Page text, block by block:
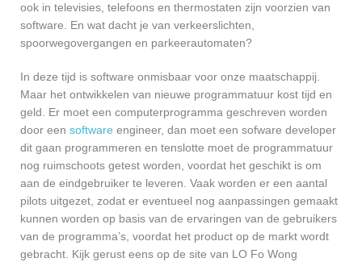
ook in televisies, telefoons en thermostaten zijn voorzien van
software. En wat dacht je van verkeerslichten,
spoorwegovergangen en parkeerautomaten?
In deze tijd is software onmisbaar voor onze maatschappij.
Maar het ontwikkelen van nieuwe programmatuur kost tijd en
geld. Er moet een computerprogramma geschreven worden
door een software engineer, dan moet een sofware developer
dit gaan programmeren en tenslotte moet de programmatuur
nog ruimschoots getest worden, voordat het geschikt is om
aan de eindgebruiker te leveren. Vaak worden er een aantal
pilots uitgezet, zodat er eventueel nog aanpassingen gemaakt
kunnen worden op basis van de ervaringen van de gebruikers
van de programma’s, voordat het product op de markt wordt
gebracht. Kijk gerust eens op de site van LO Fo Wong